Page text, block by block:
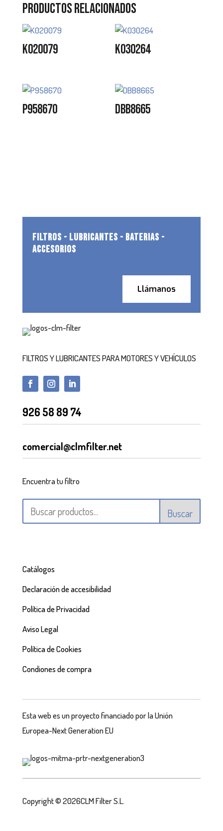
Productos relacionados
K020079 K030264
P958670 DBB8665
FILTROS - LUBRICANTES - BATERIAS -
ACCESORIOS
Llámanos
FILTROS Y LUBRICANTES PARA MOTORES Y VEHÍCULOS
926 58 89 74
comercial@clmfilter.net
Encuentra tu filtro
Buscar
Catálogos
Declaración de accesibilidad
Política de Privacidad
Aviso Legal
Política de Cookies
Condiones de compra
Esta web es un proyecto financiado por la Unión
Europea-Next Generation EU
Copyright © 2026CLM Filter S.L.